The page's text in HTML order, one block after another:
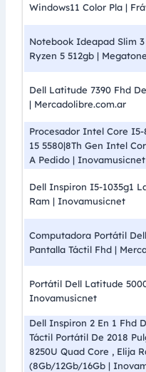
Windows11 Color Pla |
Notebook Ideapad Slim
Ryzen 5 512gb | Megatone
Dell Latitude 7390 Fhd
| Mercadolibre.com.ar
Procesador Intel Core
15 5580|8Th Gen Intel
A Pedido | Inovamusicnet
Dell Inspiron I5-1035g1
Ram | Inovamusicnet
Computadora Portátil
Pantalla Táctil Fhd |
Portátil Dell Latitude
Inovamusicnet
Dell Inspiron 2 En 1 Fhd
Táctil Portátil De 2018
8250U Quad Core , Elija
(8Gb/12Gb/16Gb |